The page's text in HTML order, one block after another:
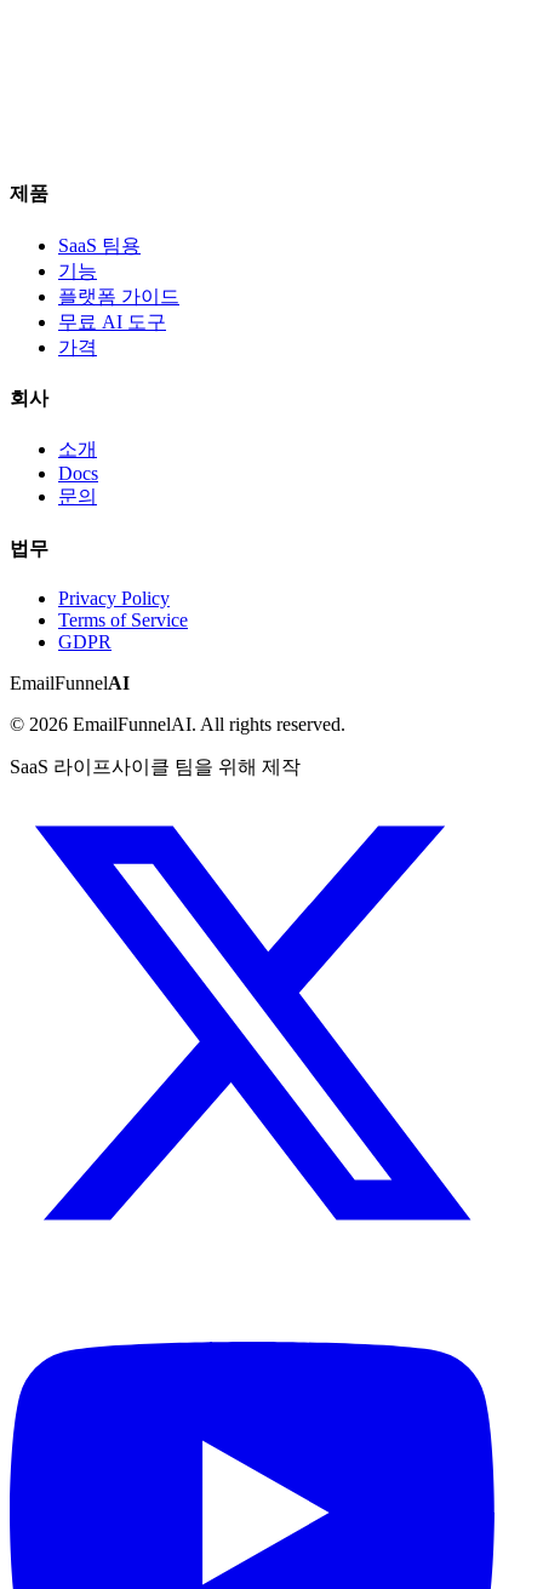
제품
SaaS 팀용
기능
플랫폼 가이드
무료 AI 도구
가격
회사
소개
Docs
문의
법무
Privacy Policy
Terms of Service
GDPR
EmailFunnelAI
© 2026 EmailFunnelAI. All rights reserved.
SaaS 라이프사이클 팀을 위해 제작